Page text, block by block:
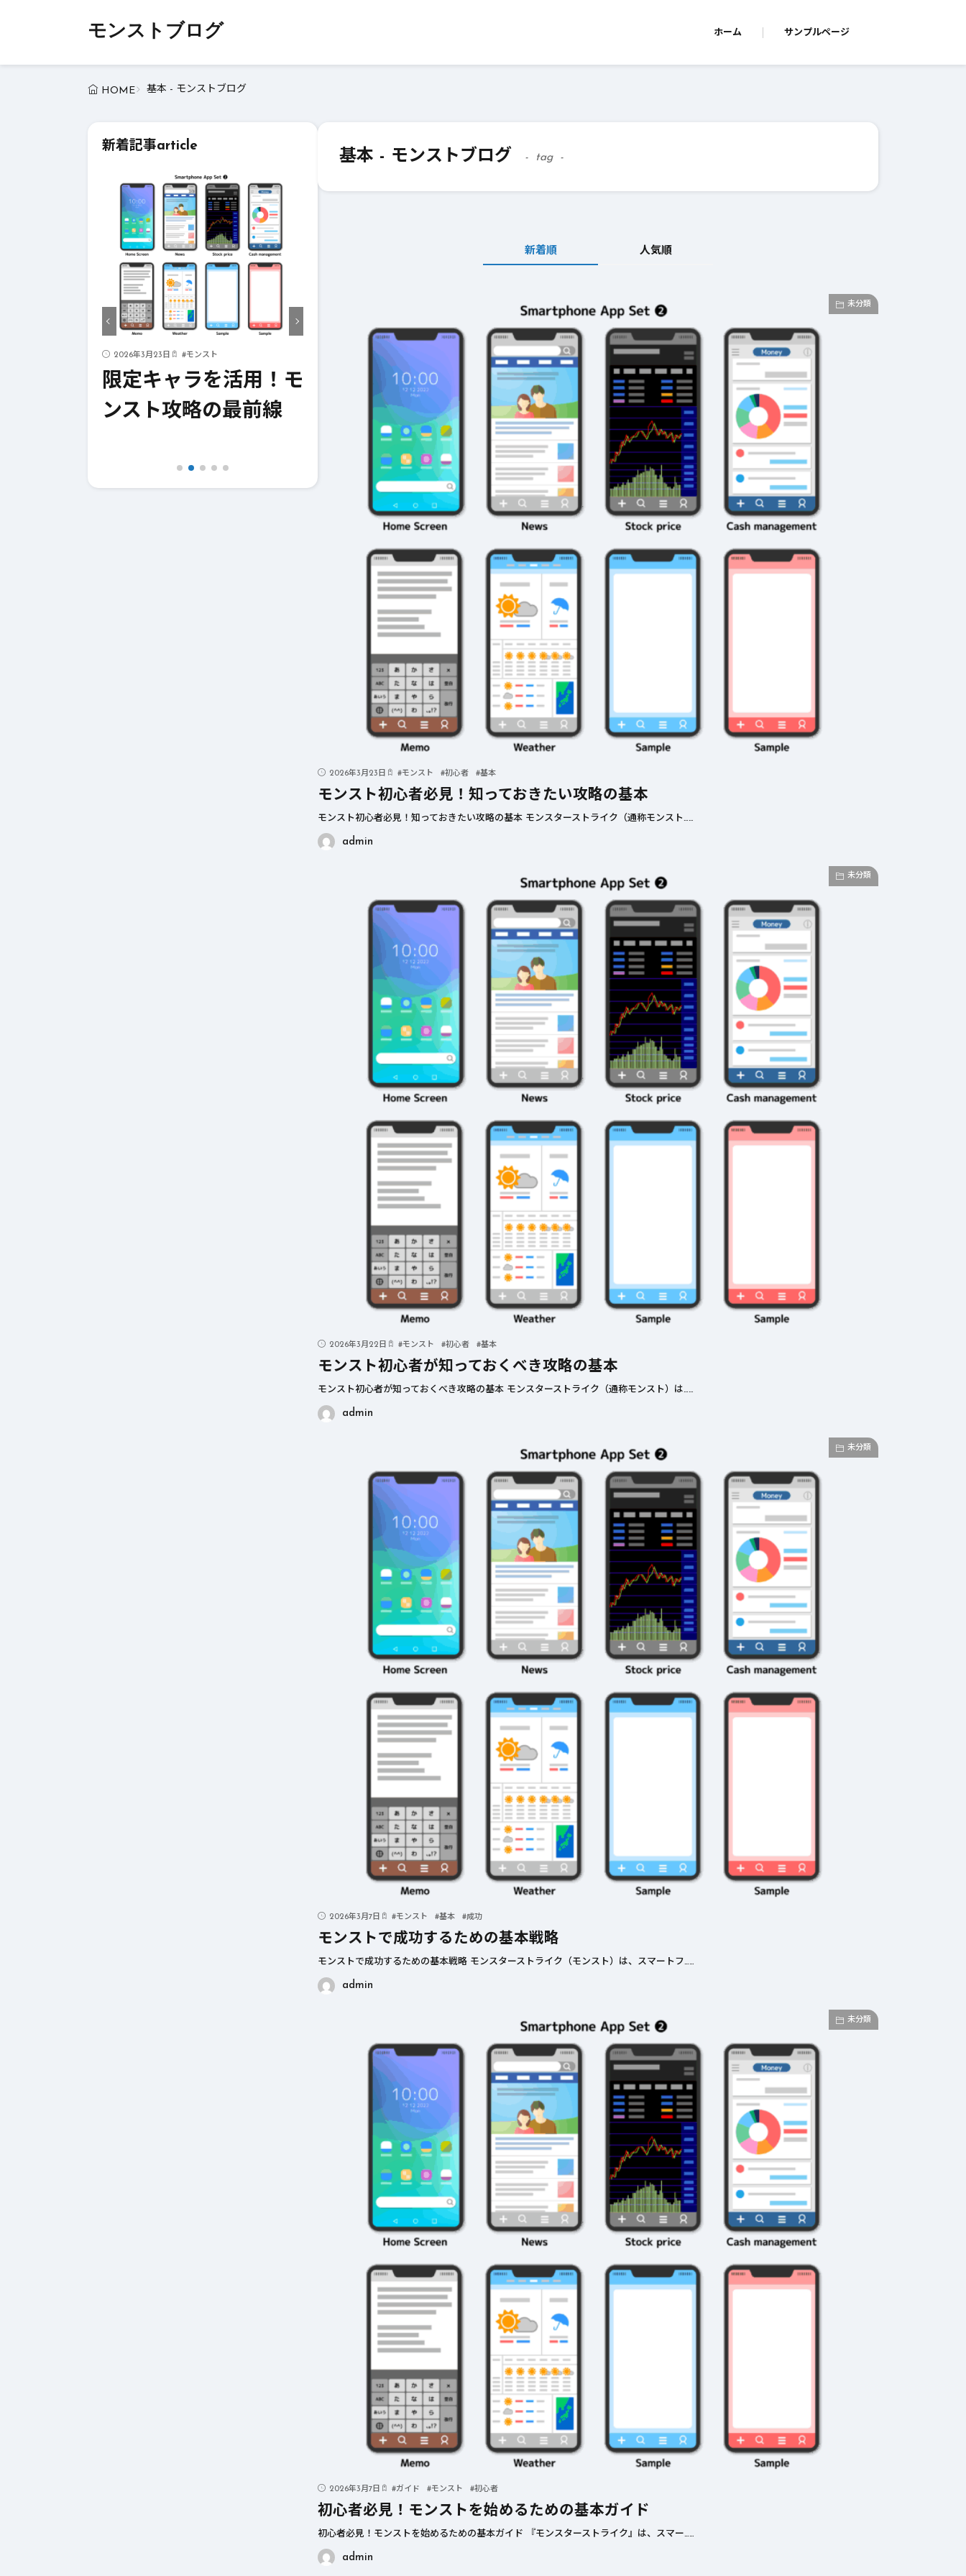
モンストブログ ホーム サンプルページ
HOME 基本 - モンストブログ
新着記事article
2026年3月23日 #モンスト
限定キャラを活用！モ
ンスト攻略の最前線
2026年3月23日
モンスト攻略に役立
つ！おすすめパーティ
編成の秘訣
2026年3月23日 テクニック
絶対に知っておきたい
モンスト攻略テクニッ
ク10選
2026年3月23日 #
ガチャ運がアップする
かも？モンストの都市
伝説を解明！
基本 - モンストブログ tag
新着順 人気順
未分類
2026年3月23日 #モンスト #初心者 #基本
モンスト初心者必見！知っておきたい攻略の基本
モンスト初心者必見！知っておきたい攻略の基本 モンスターストライク（通称モンスト……
admin
未分類
2026年3月22日 #モンスト #初心者 #基本
モンスト初心者が知っておくべき攻略の基本
モンスト初心者が知っておくべき攻略の基本 モンスターストライク（通称モンスト）は……
admin
未分類
2026年3月7日 #モンスト #基本 #成功
モンストで成功するための基本戦略
モンストで成功するための基本戦略 モンスターストライク（モンスト）は、スマートフ……
admin
未分類
2026年3月7日 #ガイド #モンスト #初心者
初心者必見！モンストを始めるための基本ガイド
初心者必見！モンストを始めるための基本ガイド 『モンスターストライク』は、スマー……
admin